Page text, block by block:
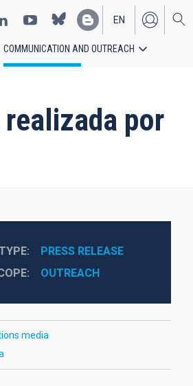
EN
ES
COMMUNICATION AND OUTREACH
realizada por
PRESS RELEASE
OUTREACH
media